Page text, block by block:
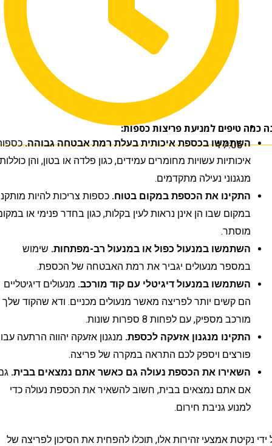
17:05
טיפים למניעת פריצות כספות:
השתמשו בכספת איכותית בעלת רמת אבטחה גבוהה.כספות
איכותיות עשויות מחומרים עמידים, כגון פלדה או בטון, והן כוללות
מנגנוני נעילה מתקדמים.
התקינו את הכספת במקום בטוח.כספות צריכות להיות מותקנות
במקום שבו הן אינן נראות לעין בקלות, כגון בחדר פנימי או במקום
מוסתר.
השתמשו במנעול כפול או במנעול רב-מפתחות.שימוש
במספר מנעולים יגביר את רמת האבטחה של הכספת.
השתמשו במנעול דיגיטלי עם קוד מורכב.מנעולים דיגיטליים
הם קשים יותר לפריצה מאשר מנעולים מכניים. ודא שהקוד שלך
מורכב מספיק, עם לפחות 8 ספרות שונות.
התקינו מנגנון אזעקה לכספת.מנגנון אזעקה יהווה הרתעה עבור
פורצים ויספק לכם התראה במקרה של פריצה.
השאירו את הכספת נעולה גם כאשר אתם נמצאים בבית.גם
אם אתם נמצאים בבית, חשוב להשאיר את הכספת נעולה כדי
למנוע גניבת חירום.
אמצעי זהירות אלו, תוכלו להפחית את הסיכון לפריצה של